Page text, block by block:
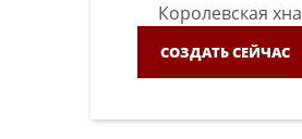
Королевская хна
СОЗДАТЬ СЕЙЧАС